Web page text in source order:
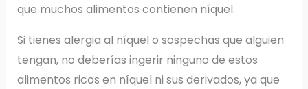
que muchos alimentos contienen níquel.
Si tienes alergia al níquel o sospechas que alguien
tengan, no deberías ingerir ninguno de estos
alimentos ricos en níquel ni sus derivados, ya que